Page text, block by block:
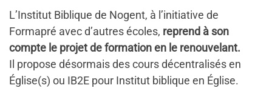
L’Institut Biblique de Nogent, à l’initiative de
Formapré avec d’autres écoles, reprend à son
compte le projet de formation en le renouvelant.
Il propose désormais des cours décentralisés en
Église(s) ou IB2E pour Institut biblique en Église.